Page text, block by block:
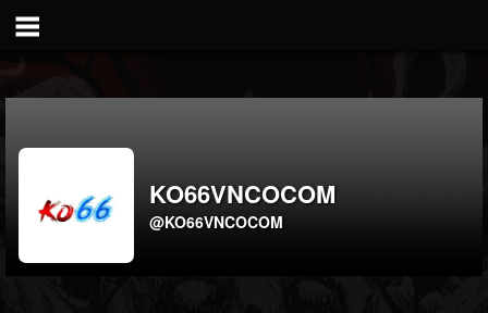
KO66VNCOCOM
@KO66VNCOCOM